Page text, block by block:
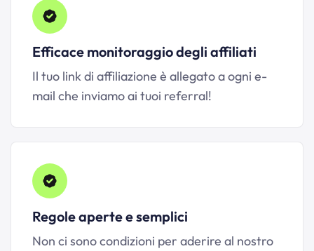
Efficace monitoraggio degli affiliati
Il tuo link di affiliazione è allegato a ogni e-
mail che inviamo ai tuoi referral!
Regole aperte e semplici
Non ci sono condizioni per aderire al nostro